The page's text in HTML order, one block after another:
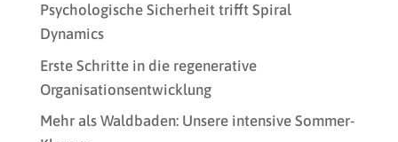
Psychologische Sicherheit trifft Spiral
Dynamics
Erste Schritte in die regenerative
Organisationsentwicklung
Mehr als Waldbaden: Unsere intensive Sommer-